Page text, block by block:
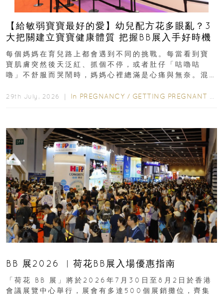
【給敏弱寶寶最好的愛】幼兒配方花多眼亂？3
大把關建立寶寶健康體質 把握BB展入手好時機
每個媽媽在育兒路上都會遇到不同的挑戰。每當看到寶
寶肌膚突然後天泛紅、抓個不停，或者肚仔「咕嚕咕
嚕」不舒服而哭鬧時，媽媽心裡總滿是心痛與無奈。混
29th July, 2026 ｜ In PREGNANCY / GETTING PREGNANT
BB 展2026 ︳荷花BB展入場優惠指南
「荷花 BB 展」將於2026年7月30日至8月2日於香港
會議展覽中心舉行，展會有多達500個展銷攤位，齊集